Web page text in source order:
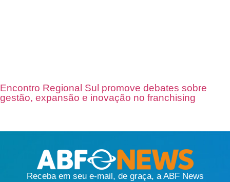
Encontro Regional Sul promove debates sobre
gestão, expansão e inovação no franchising
Receba em seu e-mail, de graça, a ABF News